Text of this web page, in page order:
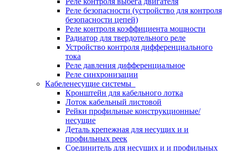
Реле безопасности (устройство для контроля
безопасности цепей)
Реле контроля коэффициента мощности
Радиатор для твердотельного реле
Устройство контроля дифференциального
тока
Реле давления дифференциальное
Реле синхронизации
Кабеленесущие системы
Кронштейн для кабельного лотка
Лоток кабельный листовой
Рейки профильные конструкционные/
несущие
Деталь крепежная для несущих и и
профильных реек
Соединитель для несущих и и профильных